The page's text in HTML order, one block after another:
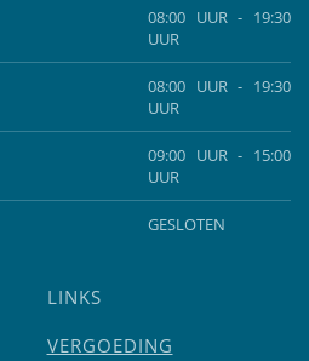
08:00 UUR - 19:30
UUR
08:00 UUR - 19:30
UUR
09:00 UUR - 15:00
UUR
GESLOTEN
LINKS
VERGOEDING